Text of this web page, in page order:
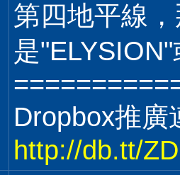
第四地平線
是
Dropbox推廣
http://db.tt/